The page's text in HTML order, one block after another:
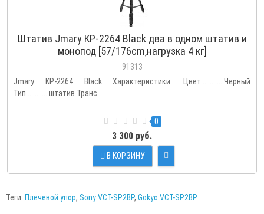
Штатив Jmary KP-2264 Black два в одном штатив и
монопод [57/176cm,нагрузка 4 кг]
91313
Jmary KP-2264 Black Характеристики: Цвет.............Чёрный
Тип.............штатив Транс..
0
3 300 руб.
В КОРЗИНУ
Теги: Плечевой упор, Sony VCT-SP2BP, Gokyo VCT-SP2BP